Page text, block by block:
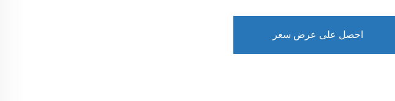
احصل على عرض سعر